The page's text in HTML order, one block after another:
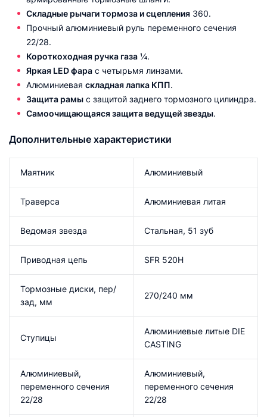
Складные рычаги тормоза и сцепления 360.
Прочный алюминиевый руль переменного сечения
22/28.
Короткоходная ручка газа ¼.
Яркая LED фара с четырьмя линзами.
Алюминиевая складная лапка КПП.
Защита рамы с защитой заднего тормозного цилиндра.
Самоочищающаяся защита ведущей звезды.
Дополнительные характеристики
Маятник Алюминиевый
Траверса Алюминиевая литая
Ведомая звезда Стальная, 51 зуб
Приводная цепь SFR 520H
Тормозные диски, пер/
зад, мм
270/240 мм
Ступицы
Алюминиевые литые DIE
CASTING
Алюминиевый,
переменного сечения
22/28
Алюминиевый,
переменного сечения
22/28